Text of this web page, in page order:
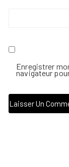
Enregistrer
navigateur